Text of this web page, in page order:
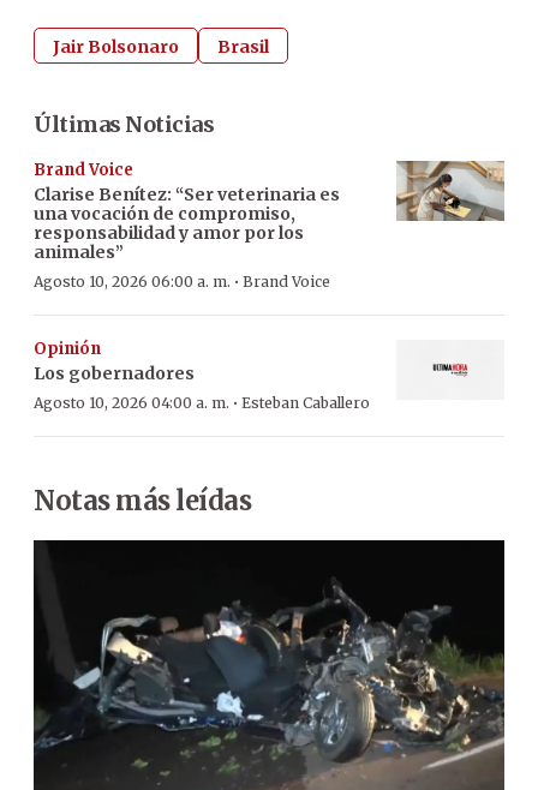
Jair Bolsonaro Brasil
Últimas Noticias
Brand Voice
Clarise Benítez: “Ser veterinaria es
una vocación de compromiso,
responsabilidad y amor por los
animales”
Agosto 10, 2026 06:00 a. m. · Brand Voice
Opinión
Los gobernadores
Agosto 10, 2026 04:00 a. m. · Esteban Caballero
Notas más leídas